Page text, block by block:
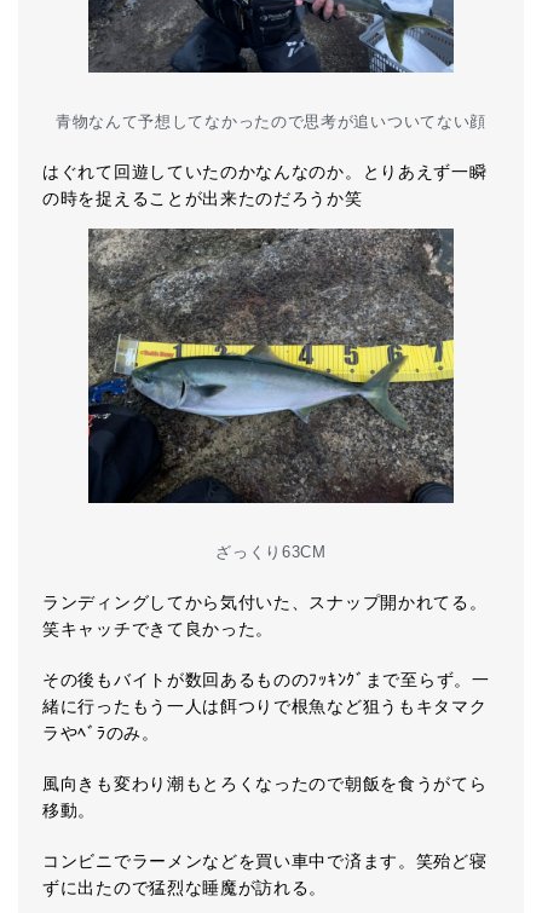
青物なんて予想してなかったので思考が追いついてない顔
はぐれて回遊していたのかなんなのか。とりあえず一瞬
の時を捉えることが出来たのだろうか笑
ざっくり63CM
ランディングしてから気付いた、スナップ開かれてる。
笑キャッチできて良かった。
その後もバイトが数回あるもののﾌｯｷﾝｸﾞまで至らず。一
緒に行ったもう一人は餌つりで根魚など狙うもキタマク
ラやﾍﾞﾗのみ。
風向きも変わり潮もとろくなったので朝飯を食うがてら
移動。
コンビニでラーメンなどを買い車中で済ます。笑殆ど寝
ずに出たので猛烈な睡魔が訪れる。